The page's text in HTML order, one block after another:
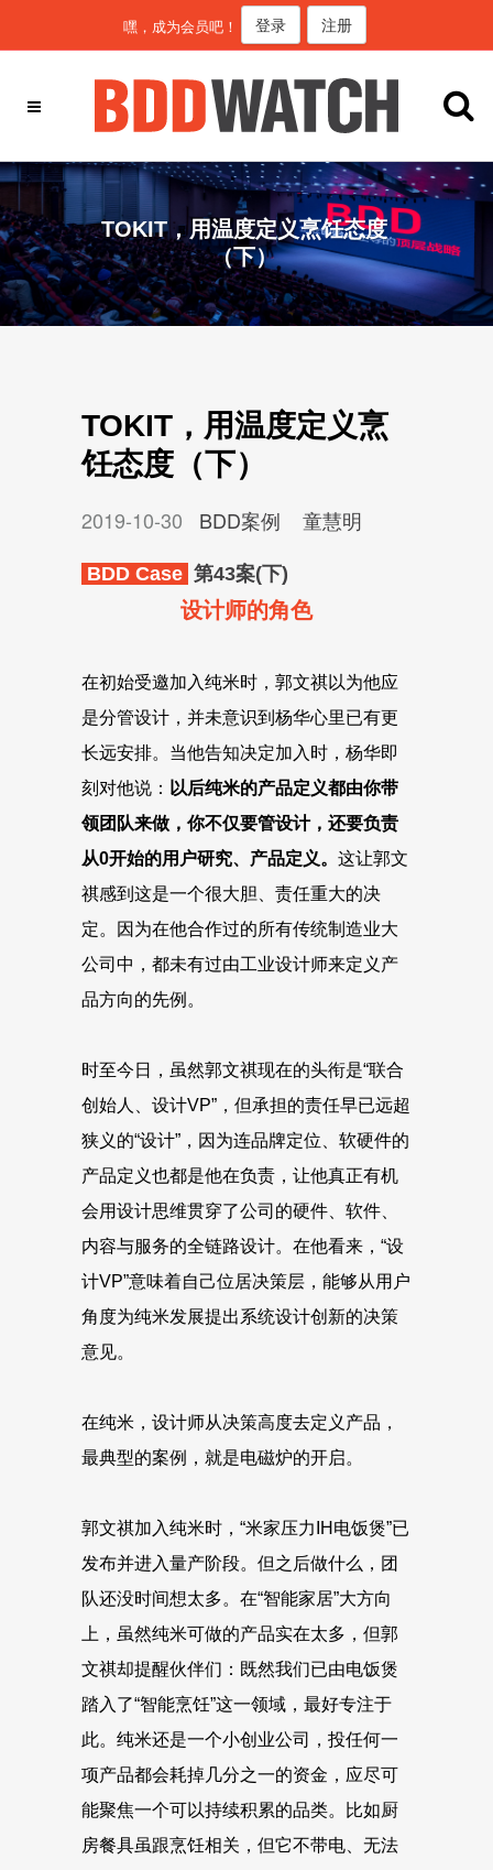
嘿，成为会员吧！ 登录 注册
TOKIT，用温度定义烹饪态度
（下）
TOKIT，用温度定义烹
饪态度（下）
2019-10-30 BDD案例 童慧明
BDD Case 第43案(下)
设计师的角色
在初始受邀加入纯米时，郭文祺以为他应
是分管设计，并未意识到杨华心里已有更
长远安排。当他告知决定加入时，杨华即
刻对他说： 以后纯米的产品定义都由你带
领团队来做，你不仅要管设计，还要负责
从0开始的用户研究、产品定义。 这让郭文
祺感到这是一个很大胆、责任重大的决
定。因为在他合作过的所有传统制造业大
公司中，都未有过由工业设计师来定义产
品方向的先例。
时至今日，虽然郭文祺现在的头衔是“联合
创始人、设计VP”，但承担的责任早已远超
狭义的“设计”，因为连品牌定位、软硬件的
产品定义也都是他在负责，让他真正有机
会用设计思维贯穿了公司的硬件、软件、
内容与服务的全链路设计。在他看来，“设
计VP”意味着自己位居决策层，能够从用户
角度为纯米发展提出系统设计创新的决策
意见。
在纯米，设计师从决策高度去定义产品，
最典型的案例，就是电磁炉的开启。
郭文祺加入纯米时，“米家压力IH电饭煲”已
发布并进入量产阶段。但之后做什么，团
队还没时间想太多。在“智能家居”大方向
上，虽然纯米可做的产品实在太多，但郭
文祺却提醒伙伴们：既然我们已由电饭煲
踏入了“智能烹饪”这一领域，最好专注于
此。纯米还是一个小创业公司，投任何一
项产品都会耗掉几分之一的资金，应尽可
能聚焦一个可以持续积累的品类。比如厨
房餐具虽跟烹饪相关，但它不带电、无法